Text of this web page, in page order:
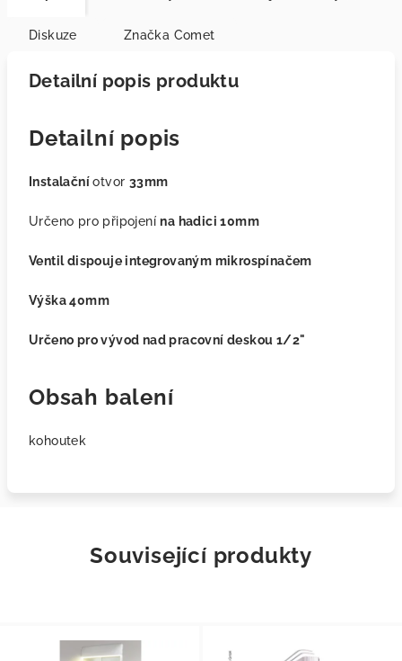
Diskuze Značka Comet
Detailní popis produktu
Detailní popis
Instalačníotvor 33mm
Určeno pro připojenína hadici 10mm
Ventil dispouje integrovaným mikrospínačem
Výška 40mm
Určeno pro vývod nad pracovní deskou 1/2"
Obsah balení
kohoutek
Související produkty